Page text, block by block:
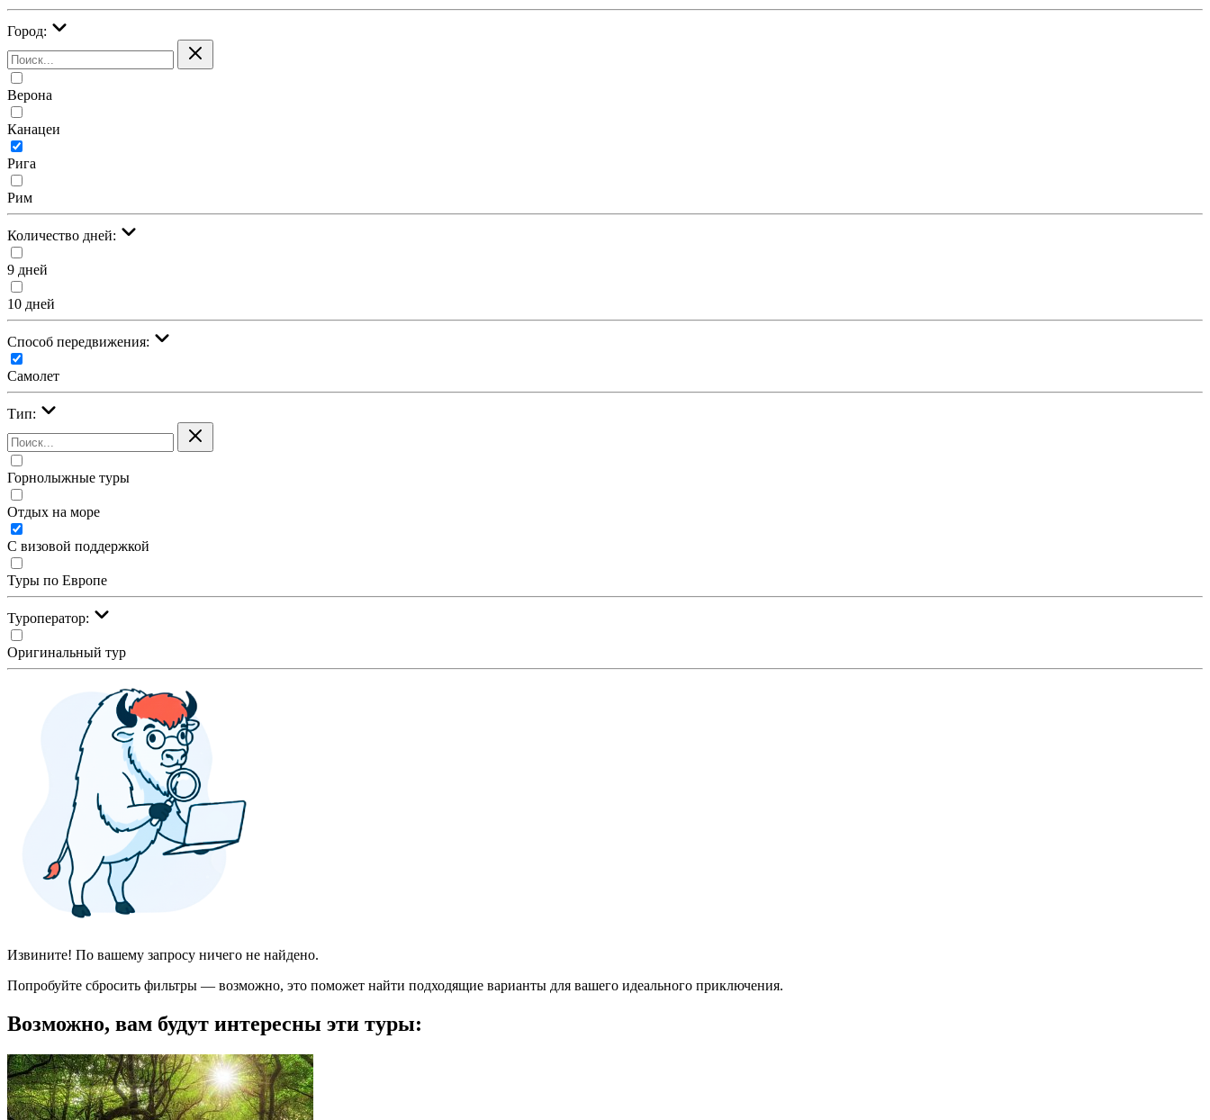
Город:
Верона
Канацеи
Рига
Рим
Количество дней:
9 дней
10 дней
Cпособ передвижения:
Самолет
Тип:
Горнолыжные туры
Отдых на море
С визовой поддержкой
Туры по Европе
Туроператор:
Оригинальный тур
Извините! По вашему запросу ничего не найдено.
Попробуйте сбросить фильтры — возможно, это поможет найти подходящие варианты для вашего идеального приключения.
Возможно, вам будут интересны эти туры: